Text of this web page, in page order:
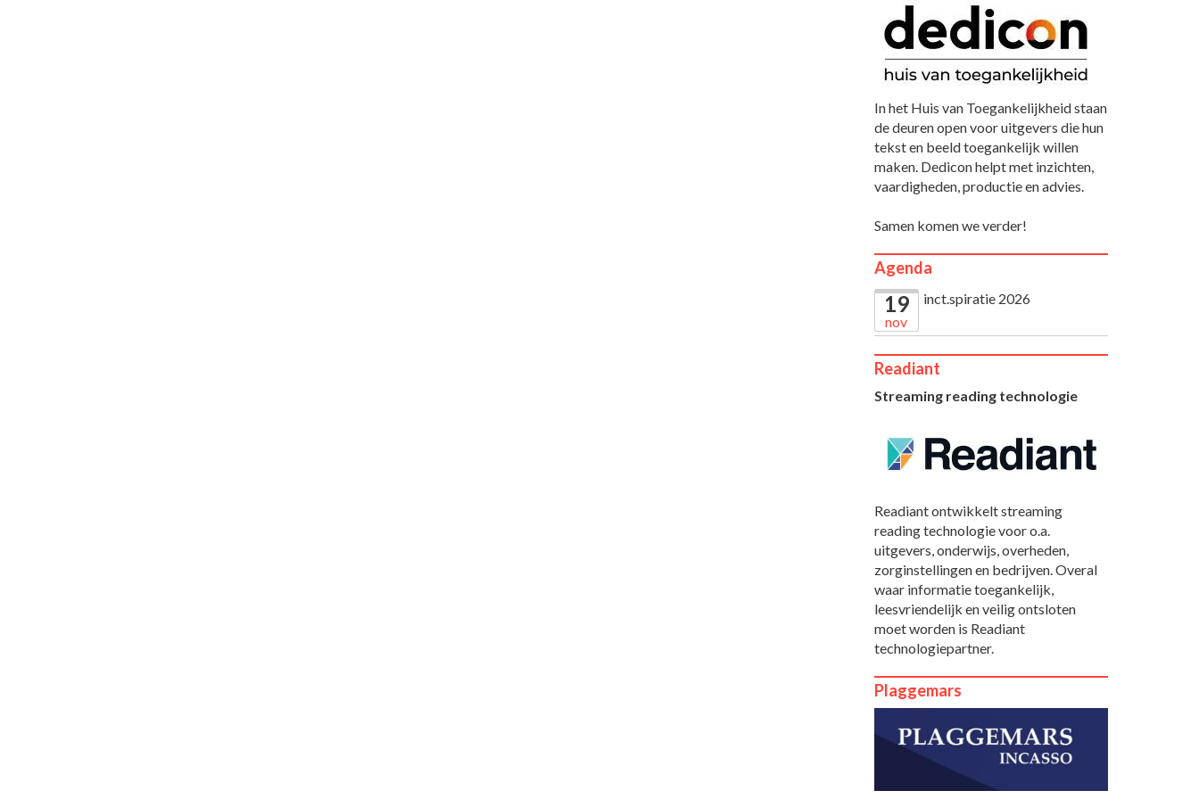
In het Huis van Toegankelijkheid staan
de deuren open voor uitgevers die hun
tekst en beeld toegankelijk willen
maken. Dedicon helpt met inzichten,
vaardigheden, productie en advies.
Samen komen we verder!
Agenda
19
nov
inct.spiratie 2026
Readiant
Streaming reading technologie
Readiant ontwikkelt streaming
reading technologie voor o.a.
uitgevers, onderwijs, overheden,
zorginstellingen en bedrijven. Overal
waar informatie toegankelijk,
leesvriendelijk en veilig ontsloten
moet worden is Readiant
technologiepartner.
Plaggemars